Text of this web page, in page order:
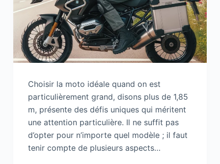
Choisir la moto idéale quand on est
particulièrement grand, disons plus de 1,85
m, présente des défis uniques qui méritent
une attention particulière. Il ne suffit pas
d’opter pour n’importe quel modèle ; il faut
tenir compte de plusieurs aspects…